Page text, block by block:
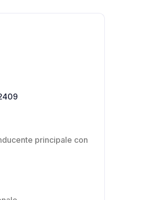
principale con